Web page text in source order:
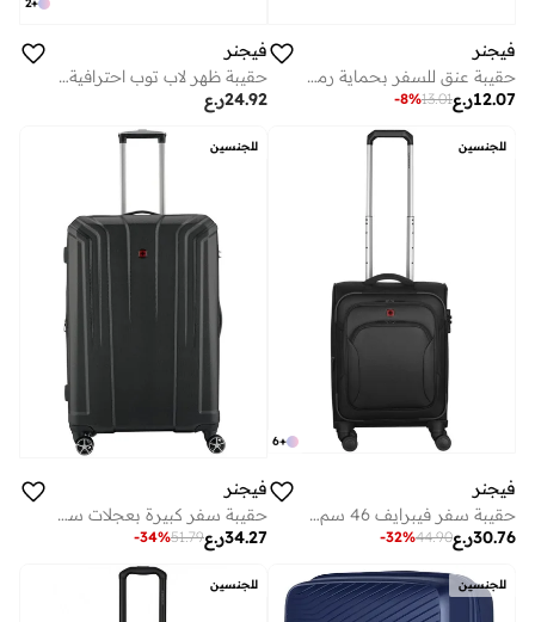
فيجنر
حقيبة عنق للسفر بحماية رمادي
ر.ع12.07
13.01
-8%
+
2
فيجنر
حقيبة ظهر لاب توب احترافية . بوصة مع جيب تابلت أزرق
ر.ع24.92
للجنسين
+
6
فيجنر
حقيبة سفر فيبرايف 46 سم سوفت كيس بعجلات مزدوجة قابلة للتوسيع أنثرا - 612552
ر.ع30.76
44.90
-32%
للجنسين
فيجنر
حقيبة سفر كبيرة بعجلات سوداء قابلة للتوسيع 77 سم
ر.ع34.27
51.79
-34%
للجنسين للجنسين